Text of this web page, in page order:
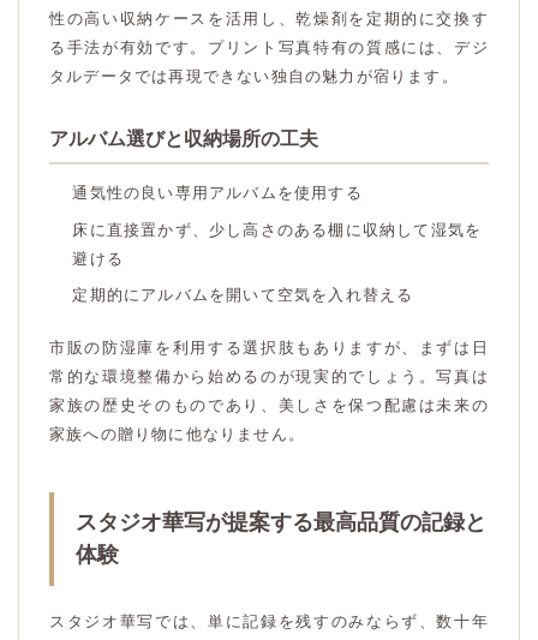
性の高い収納ケースを活用し、乾燥剤を定期的に交換す
る手法が有効です。プリント写真特有の質感には、デジ
タルデータでは再現できない独自の魅力が宿ります。
アルバム選びと収納場所の工夫
通気性の良い専用アルバムを使用する
床に直接置かず、少し高さのある棚に収納して湿気を
避ける
定期的にアルバムを開いて空気を入れ替える
市販の防湿庫を利用する選択肢もありますが、まずは日
常的な環境整備から始めるのが現実的でしょう。写真は
家族の歴史そのものであり、美しさを保つ配慮は未来の
家族への贈り物に他なりません。
スタジオ華写が提案する最高品質の記録と
体験
スタジオ華写では、単に記録を残すのみならず、数十年